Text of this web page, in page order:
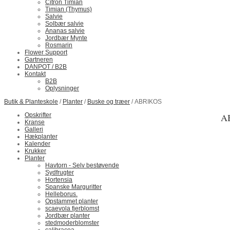
Citron Timian
Timian (Thymus)
Salvie
Solbær salvie
Ananas salvie
Jordbær Mynte
Rosmarin
Flower Support
Gartneren
DANPOT / B2B
Kontakt
B2B
Oplysninger
Butik & Planteskole / Planter / Buske og træer / ABRIKOS
Opskrifter
Kranse
Galleri
Hækplanter
Kalender
Krukker
Planter
Havtorn - Selv bestøvende
Sydfrugter
Hortensia
Spanske Marguritter
Helleborus.
Opstammet planter
scaevola fjerblomst
Jordbær planter
stedmoderblomster